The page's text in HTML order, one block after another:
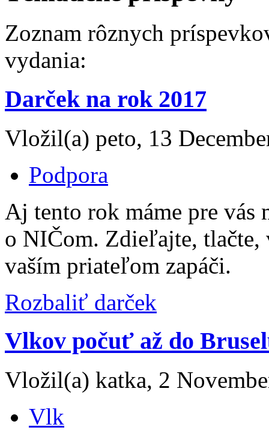
Zoznam rôznych
vydania:
Darček na rok 2017
Vložil(a) peto, 13
Podpora
Aj tento rok máme pre vás
o NIČom. Zdieľajte, tlačte,
vaším priateľom zapáči.
Rozbaliť darček
Vlkov počuť až do
Vložil(a) katka, 2
Vlk